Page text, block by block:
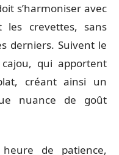
s’harmoniser avec
crevettes, sans
derniers. Suivent le
qui apportent
créant ainsi un
nuance de goût
de patience,